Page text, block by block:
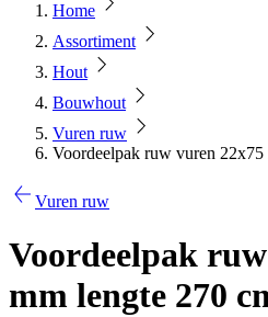
Home
Assortiment
Hout
Bouwhout
Vuren ruw
Voordeelpak ruw vuren
Vuren ruw
Voordeelpak
mm lengte 270